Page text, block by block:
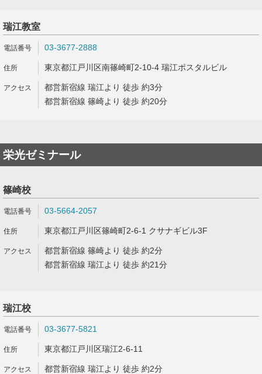
瑞江教室
03-3677-2888
東京都江戸川区南篠崎町2-10-4 瑞江ポスタルビル
都営新宿線 瑞江より 徒歩 約3分
都営新宿線 篠崎より 徒歩 約20分
栄光ゼミナール
篠崎校
03-5664-2057
東京都江戸川区篠崎町2-6-1 クサナギビル3F
都営新宿線 篠崎より 徒歩 約2分
都営新宿線 瑞江より 徒歩 約21分
瑞江校
03-3677-5821
東京都江戸川区瑞江2-6-11
都営新宿線 瑞江より 徒歩 約2分